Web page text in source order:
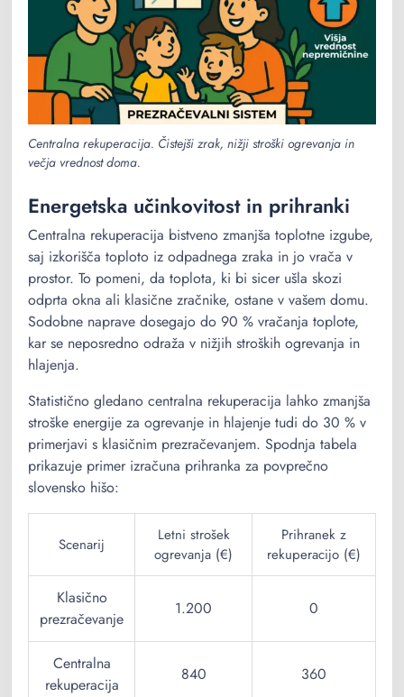
Centralna rekuperacija. Čistejši zrak, nižji stroški ogrevanja in
večja vrednost doma.
Energetska učinkovitost in prihranki
Centralna rekuperacija bistveno zmanjša toplotne izgube,
saj izkorišča toploto iz odpadnega zraka in jo vrača v
prostor. To pomeni, da toplota, ki bi sicer ušla skozi
odprta okna ali klasične zračnike, ostane v vašem domu.
Sodobne naprave dosegajo do 90 % vračanja toplote,
kar se neposredno odraža v nižjih stroških ogrevanja in
hlajenja.
Statistično gledano centralna rekuperacija lahko zmanjša
stroške energije za ogrevanje in hlajenje tudi do 30 % v
primerjavi s klasičnim prezračevanjem. Spodnja tabela
prikazuje primer izračuna prihranka za povprečno
slovensko hišo:
Scenarij
Letni strošek
ogrevanja (€)
Prihranek z
rekuperacijo (€)
Klasično
prezračevanje
1.200 0
Centralna
rekuperacija
840 360